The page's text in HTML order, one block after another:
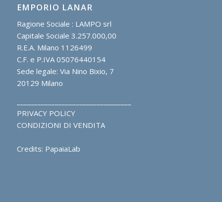
EMPORIO LANAR
Ragione Sociale : LAMPO srl
Capitale Sociale 3.257.000,00
R.E.A. Milano 1126499
C.F. e P.IVA 05076440154
Sede legale: Via Nino Bixio, 7
20129 Milano
PRIVACY POLICY
CONDIZIONI DI VENDITA
Credits: PapaiaLab